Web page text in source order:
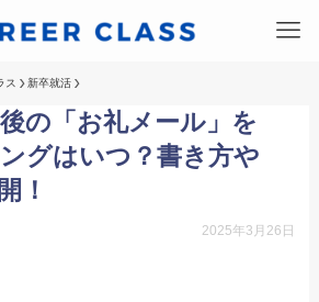
ス 新卒就活
の「お礼メール」を
グはいつ？書き方や
！
2025年3月26日